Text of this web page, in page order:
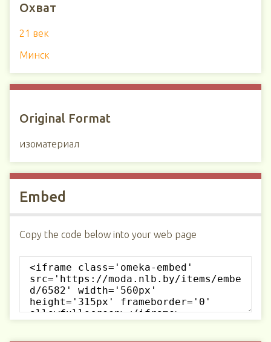
Охват
21 век
Минск
Original Format
изоматериал
Embed
Copy the code below into your web page